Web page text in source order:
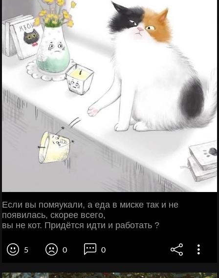
Если вы помяукали, а еда в миске так и не
появилась, скорее всего,
вы не кот. Придётся идти и работать ?
5 0 0